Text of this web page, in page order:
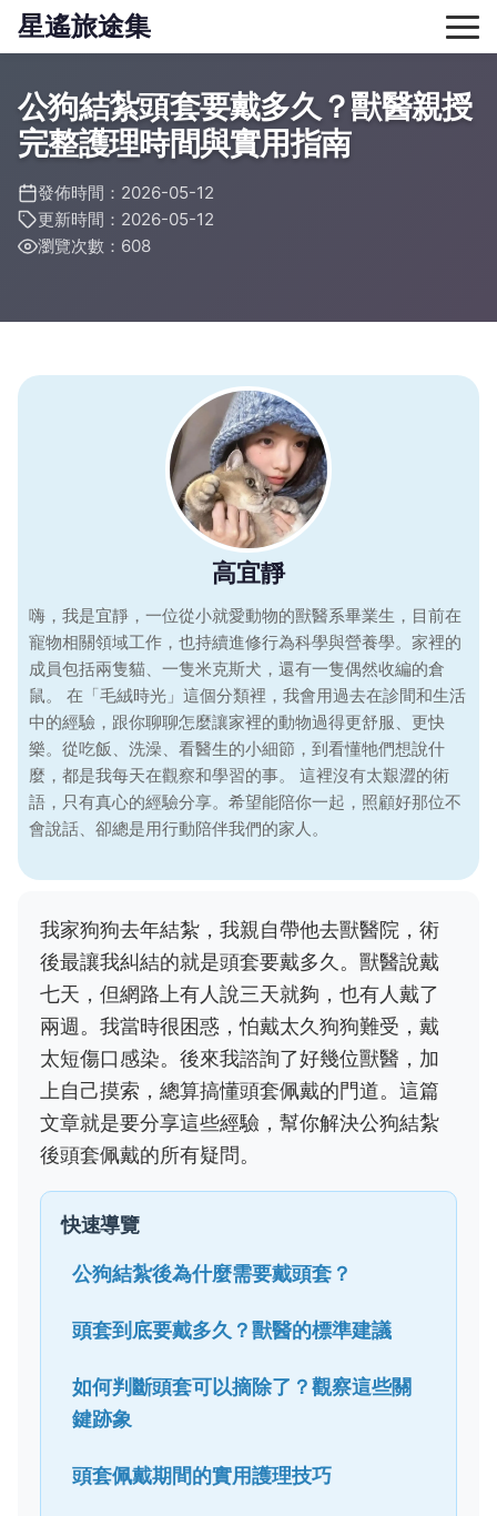
星遙旅途集
公狗結紮頭套要戴多久？獸醫親授
完整護理時間與實用指南
發佈時間：2026-05-12
更新時間：2026-05-12
瀏覽次數：608
高宜靜
嗨，我是宜靜，一位從小就愛動物的獸醫系畢業生，目前在
寵物相關領域工作，也持續進修行為科學與營養學。家裡的
成員包括兩隻貓、一隻米克斯犬，還有一隻偶然收編的倉
鼠。 在「毛絨時光」這個分類裡，我會用過去在診間和生活
中的經驗，跟你聊聊怎麼讓家裡的動物過得更舒服、更快
樂。從吃飯、洗澡、看醫生的小細節，到看懂牠們想說什
麼，都是我每天在觀察和學習的事。 這裡沒有太艱澀的術
語，只有真心的經驗分享。希望能陪你一起，照顧好那位不
會說話、卻總是用行動陪伴我們的家人。
我家狗狗去年結紮，我親自帶他去獸醫院，術
後最讓我糾結的就是頭套要戴多久。獸醫說戴
七天，但網路上有人說三天就夠，也有人戴了
兩週。我當時很困惑，怕戴太久狗狗難受，戴
太短傷口感染。後來我諮詢了好幾位獸醫，加
上自己摸索，總算搞懂頭套佩戴的門道。這篇
文章就是要分享這些經驗，幫你解決公狗結紮
後頭套佩戴的所有疑問。
快速導覽
公狗結紮後為什麼需要戴頭套？
頭套到底要戴多久？獸醫的標準建議
如何判斷頭套可以摘除了？觀察這些關
鍵跡象
頭套佩戴期間的實用護理技巧